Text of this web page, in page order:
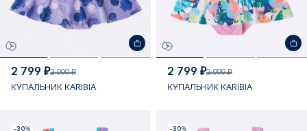
2 799 ₽3 999 ₽
КУПАЛЬНИК KARIBIA
2 799 ₽3 999 ₽
КУПАЛЬНИК KARIBIA
-30% -30%